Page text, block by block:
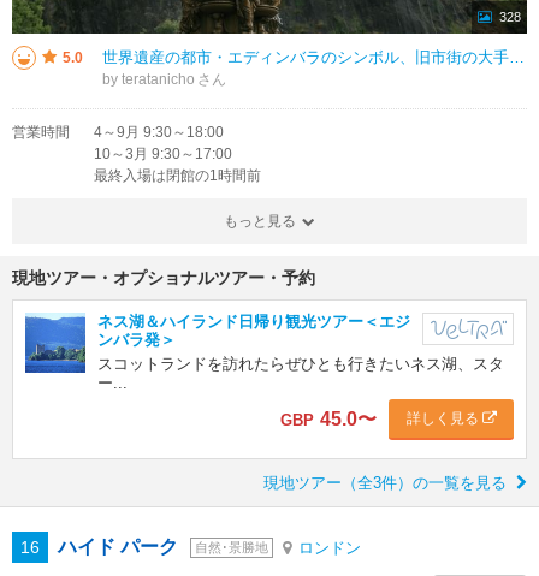
328
5.0
by teratanicho
営業時間
4～9月 9:30～18:00
10～3月 9:30～17:00
最終入場は閉館の1時間前
もっと見る
現地ツアー・オプショナルツアー・予約
ネス湖＆ハイランド日帰り観光ツアー＜エジ
ンバラ発＞
スコットランドを訪れたらぜひとも行きたいネス湖、スタ
ー...
GBP 45.0〜 詳しく見る
現地ツアー（全3件）の一覧を見る
16 ハイド パーク 自然･景勝地 ロンドン